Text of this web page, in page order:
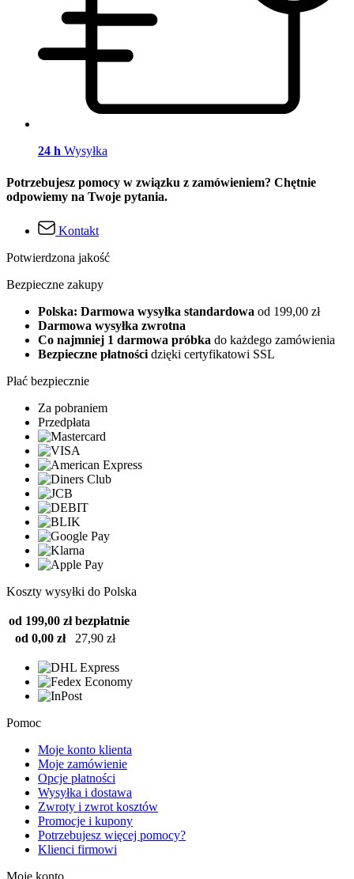
24 h Wysyłka
Potrzebujesz pomocy w związku z zamówieniem? Chętnie
odpowiemy na Twoje pytania.
Kontakt
Potwierdzona jakość
Bezpieczne zakupy
Polska: Darmowa wysyłka standardowa od 199,00 zł
Darmowa wysyłka zwrotna
Co najmniej 1 darmowa próbka do każdego zamówienia
Bezpieczne płatności dzięki certyfikatowi SSL
Płać bezpiecznie
Za pobraniem
Przedpłata
Koszty wysyłki do Polska
od 199,00 zł bezpłatnie
od 0,00 zł
27,90 zł
Pomoc
Moje konto klienta
Moje zamówienie
Opcje płatności
Wysyłka i dostawa
Zwroty i zwrot kosztów
Promocje i kupony
Potrzebujesz więcej pomocy?
Klienci firmowi
Moje konto